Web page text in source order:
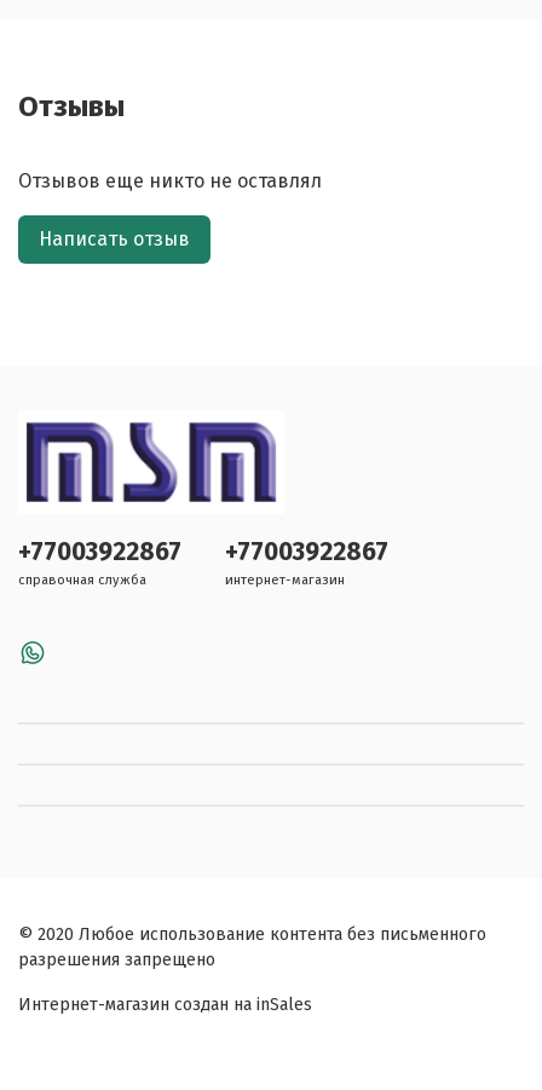
Отзывы
Отзывов еще никто не оставлял
Написать отзыв
+77003922867
справочная служба
+77003922867
интернет-магазин
© 2020 Любое использование контента без письменного
разрешения запрещено
Интернет-магазин создан на inSales